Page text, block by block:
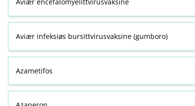
Aviær encefalomyelittvirusvaksine
Aviær infeksiøs bursittvirusvaksine (gumboro)
Azametifos